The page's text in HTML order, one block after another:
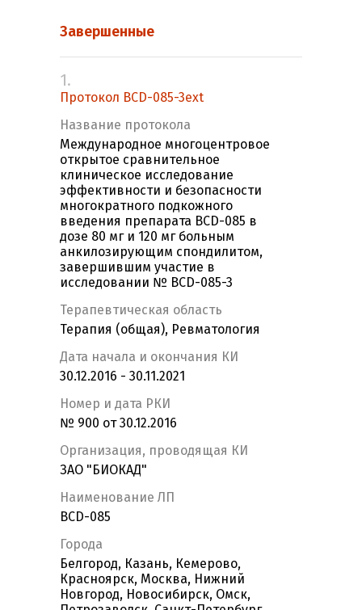
Завершенные
1.
Протокол BCD-085-3ext
Название протокола
Международное многоцентровое
открытое сравнительное
клиническое исследование
эффективности и безопасности
многократного подкожного
введения препарата BCD-085 в
дозе 80 мг и 120 мг больным
анкилозирующим спондилитом,
завершившим участие в
исследовании № BCD-085-3
Терапевтическая область
Терапия (общая), Ревматология
Дата начала и окончания КИ
30.12.2016 - 30.11.2021
Номер и дата РКИ
№ 900 от 30.12.2016
Организация, проводящая КИ
ЗАО "БИОКАД"
Наименование ЛП
BCD-085
Города
Белгород, Казань, Кемерово,
Красноярск, Москва, Нижний
Новгород, Новосибирск, Омск,